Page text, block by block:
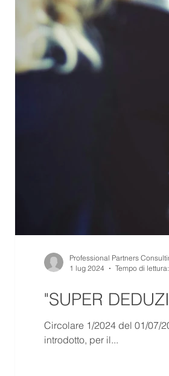
"SUPER
Circolare 1/2024 del 01/07/
introdotto, per il...
Professional Partners
1 lug 2024
Tempo di